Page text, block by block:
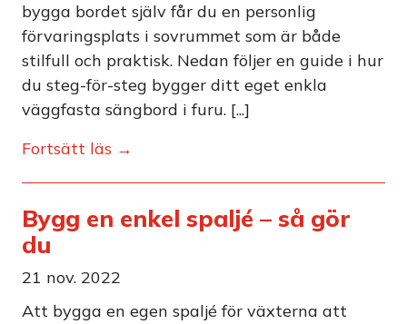
bygga bordet själv får du en personlig
förvaringsplats i sovrummet som är både
stilfull och praktisk. Nedan följer en guide i hur
du steg-för-steg bygger ditt eget enkla
väggfasta sängbord i furu. [...]
Fortsätt läs →
Bygg en enkel spaljé – så gör
du
21 nov. 2022
Att bygga en egen spaljé för växterna att